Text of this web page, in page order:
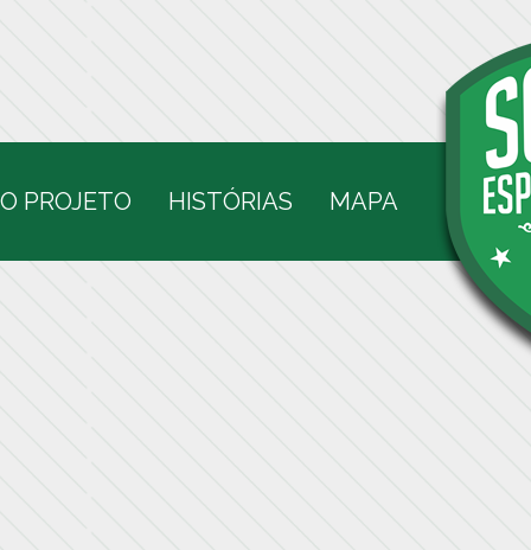
O PROJETO HISTÓRIAS MAPA